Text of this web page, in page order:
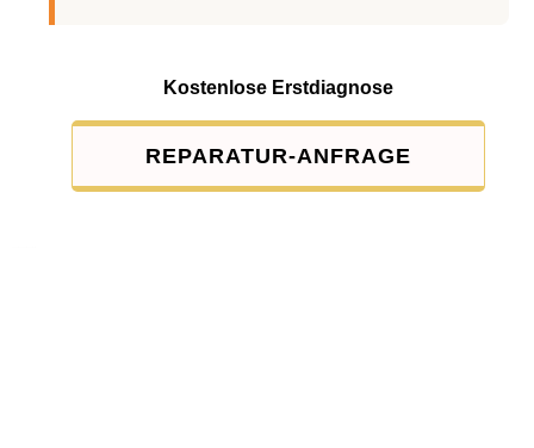
Kostenlose Erstdiagnose
REPARATUR-ANFRAGE